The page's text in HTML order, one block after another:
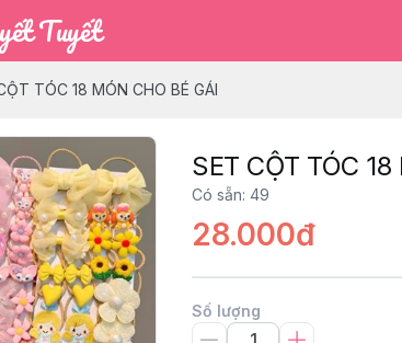
Tuyết
TÓC 18 MÓN CHO BÉ GÁI
SET CỘT TÓC
Có sẵn: 49
28.000đ
Số lượng